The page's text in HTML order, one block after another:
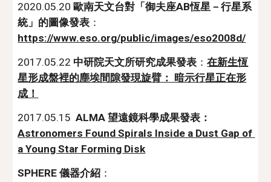
2020.05.20 歐南天文台對「御夫座AB恆星－行星系
統」的圖像發表 ：
https://www.eso.org/public/images/eso2008d/
2017.05.22 中研院天文所研究成果發表 ：在新生恆
星形成盤裡的塵埃間隙發現旋臂： 暗示行星正在形
成！
2017.05.15 ALMA 望遠鏡科學成果發表：
Astronomers Found Spirals Inside a Dust Gap of
a Young Star Forming Disk
SPHERE 儀器介紹 ：